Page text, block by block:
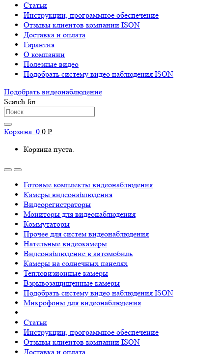
Статьи
Инструкции, программное обеспечение
Отзывы клиентов компании ISON
Доставка и оплата
Гарантия
О компании
Полезные видео
Подобрать систему видео наблюдения ISON
Подобрать видеонаблюдениe
Search for:
Корзина: 0 0 Р
Корзина пуста.
Готовые комплекты видеонаблюдения
Камеры видеонаблюдения
Видеорегистраторы
Мониторы для видеонаблюдения
Коммутаторы
Прочее для систем видеонаблюдения
Нательные видеокамеры
Видеонаблюдение в автомобиль
Камеры на солнечных панелях
Тепловизионные камеры
Взрывозащищенные камеры
Подобрать систему видео наблюдения ISON
Микрофоны для видеонаблюдения
Статьи
Инструкции, программное обеспечение
Отзывы клиентов компании ISON
Доставка и оплата